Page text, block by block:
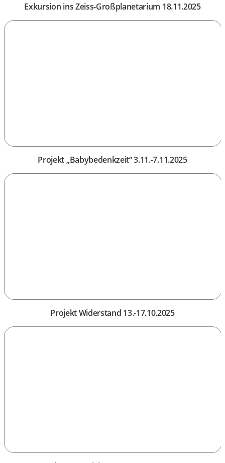
Exkursion ins Zeiss-Großplanetarium 18.11.2025
Projekt „Babybedenkzeit“ 3.11.-7.11.2025
Projekt Widerstand 13.-17.10.2025